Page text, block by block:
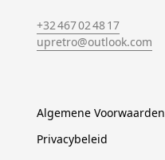
+32 467 02 48 17
upretro@outlook.com
Algemene Voorwaarden
Privacybeleid